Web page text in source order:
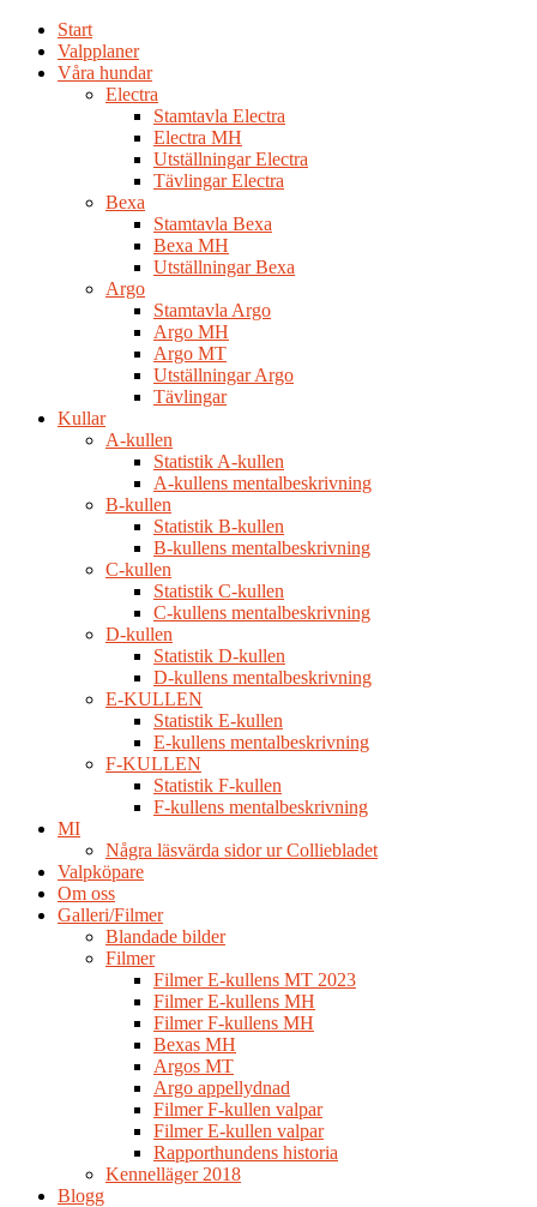
Start
Valpplaner
Våra hundar
Electra
Stamtavla Electra
Electra MH
Utställningar Electra
Tävlingar Electra
Bexa
Stamtavla Bexa
Bexa MH
Utställningar Bexa
Argo
Stamtavla Argo
Argo MH
Argo MT
Utställningar Argo
Tävlingar
Kullar
A-kullen
Statistik A-kullen
A-kullens mentalbeskrivning
B-kullen
Statistik B-kullen
B-kullens mentalbeskrivning
C-kullen
Statistik C-kullen
C-kullens mentalbeskrivning
D-kullen
Statistik D-kullen
D-kullens mentalbeskrivning
E-KULLEN
Statistik E-kullen
E-kullens mentalbeskrivning
F-KULLEN
Statistik F-kullen
F-kullens mentalbeskrivning
MI
Några läsvärda sidor ur Colliebladet
Valpköpare
Om oss
Galleri/Filmer
Blandade bilder
Filmer
Filmer E-kullens MT 2023
Filmer E-kullens MH
Filmer F-kullens MH
Bexas MH
Argos MT
Argo appellydnad
Filmer F-kullen valpar
Filmer E-kullen valpar
Rapporthundens historia
Kennelläger 2018
Blogg